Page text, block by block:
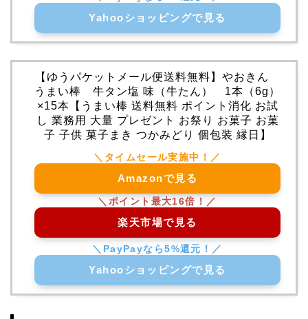
Yahooショッピングで見る
【ゆうパケットメール便送料無料】やおきん
うまい棒 牛タン塩 味（牛たん） 1本（6g）
×15本【うまい棒 送料無料 ポイント消化 お試
し 業務用 大量 プレゼント お祭り お菓子 お菓
子 子供 菓子まき つかみどり 個包装 縁日】
Amazonで見る
楽天市場で見る
Yahooショッピングで見る